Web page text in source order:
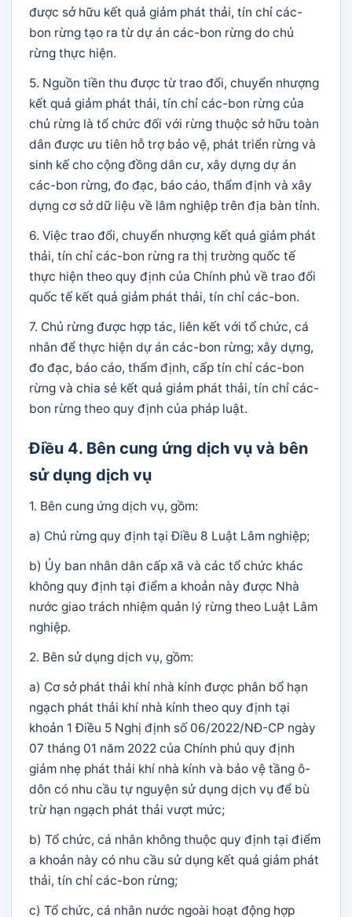
được sở hữu kết quả giảm phát thải, tín chỉ các-
bon rừng tạo ra từ dự án các-bon rừng do chủ
rừng thực hiện.
5. Nguồn tiền thu được từ trao đổi, chuyển nhượng
kết quả giảm phát thải, tín chỉ các-bon rừng của
chủ rừng là tổ chức đối với rừng thuộc sở hữu toàn
dân được ưu tiên hỗ trợ bảo vệ, phát triển rừng và
sinh kế cho cộng đồng dân cư, xây dựng dự án
các-bon rừng, đo đạc, báo cáo, thẩm định và xây
dựng cơ sở dữ liệu về lâm nghiệp trên địa bàn tỉnh.
6. Việc trao đổi, chuyển nhượng kết quả giảm phát
thải, tín chỉ các-bon rừng ra thị trường quốc tế
thực hiện theo quy định của Chính phủ về trao đổi
quốc tế kết quả giảm phát thải, tín chỉ các-bon.
7. Chủ rừng được hợp tác, liên kết với tổ chức, cá
nhân để thực hiện dự án các-bon rừng; xây dựng,
đo đạc, báo cáo, thẩm định, cấp tín chỉ các-bon
rừng và chia sẻ kết quả giảm phát thải, tín chỉ các-
bon rừng theo quy định của pháp luật.
Điều 4. Bên cung ứng dịch vụ và bên
sử dụng dịch vụ
1. Bên cung ứng dịch vụ, gồm:
a) Chủ rừng quy định tại Điều 8 Luật Lâm nghiệp;
b) Ủy ban nhân dân cấp xã và các tổ chức khác
không quy định tại điểm a khoản này được Nhà
nước giao trách nhiệm quản lý rừng theo Luật Lâm
nghiệp.
2. Bên sử dụng dịch vụ, gồm:
a) Cơ sở phát thải khí nhà kính được phân bổ hạn
ngạch phát thải khí nhà kính theo quy định tại
khoản 1 Điều 5 Nghị định số 06/2022/NĐ-CP ngày
07 tháng 01 năm 2022 của Chính phủ quy định
giảm nhẹ phát thải khí nhà kính và bảo vệ tầng ô-
dôn có nhu cầu tự nguyện sử dụng dịch vụ để bù
trừ hạn ngạch phát thải vượt mức;
b) Tổ chức, cá nhân không thuộc quy định tại điểm
a khoản này có nhu cầu sử dụng kết quả giảm phát
thải, tín chỉ các-bon rừng;
c) Tổ chức, cá nhân nước ngoài hoạt động hợp